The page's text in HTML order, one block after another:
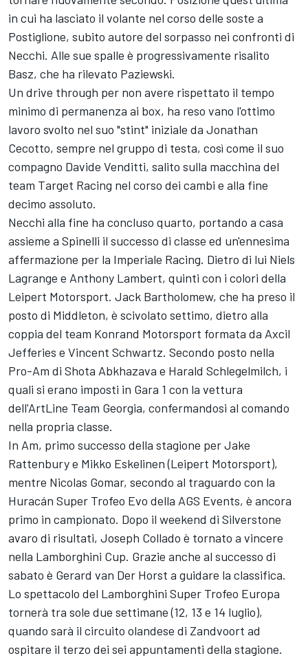
in cui ha lasciato il volante nel corso delle soste a
Postiglione, subito autore del sorpasso nei confronti di
Necchi. Alle sue spalle è progressivamente risalito
Basz, che ha rilevato Paziewski.
Un drive through per non avere rispettato il tempo
minimo di permanenza ai box, ha reso vano l'ottimo
lavoro svolto nel suo "stint" iniziale da Jonathan
Cecotto, sempre nel gruppo di testa, così come il suo
compagno Davide Venditti, salito sulla macchina del
team Target Racing nel corso dei cambi e alla fine
decimo assoluto.
Necchi alla fine ha concluso quarto, portando a casa
assieme a Spinelli il successo di classe ed un'ennesima
affermazione per la Imperiale Racing. Dietro di lui Niels
Lagrange e Anthony Lambert, quinti con i colori della
Leipert Motorsport. Jack Bartholomew, che ha preso il
posto di Middleton, è scivolato settimo, dietro alla
coppia del team Konrand Motorsport formata da Axcil
Jefferies e Vincent Schwartz. Secondo posto nella
Pro-Am di Shota Abkhazava e Harald Schlegelmilch, i
quali si erano imposti in Gara 1 con la vettura
dell'ArtLine Team Georgia, confermandosi al comando
nella propria classe.
In Am, primo successo della stagione per Jake
Rattenbury e Mikko Eskelinen (Leipert Motorsport),
mentre Nicolas Gomar, secondo al traguardo con la
Huracán Super Trofeo Evo della AGS Events, è ancora
primo in campionato. Dopo il weekend di Silverstone
avaro di risultati, Joseph Collado è tornato a vincere
nella Lamborghini Cup. Grazie anche al successo di
sabato è Gerard van Der Horst a guidare la classifica.
Lo spettacolo del Lamborghini Super Trofeo Europa
tornerà tra sole due settimane (12, 13 e 14 luglio),
quando sarà il circuito olandese di Zandvoort ad
ospitare il terzo dei sei appuntamenti della stagione.